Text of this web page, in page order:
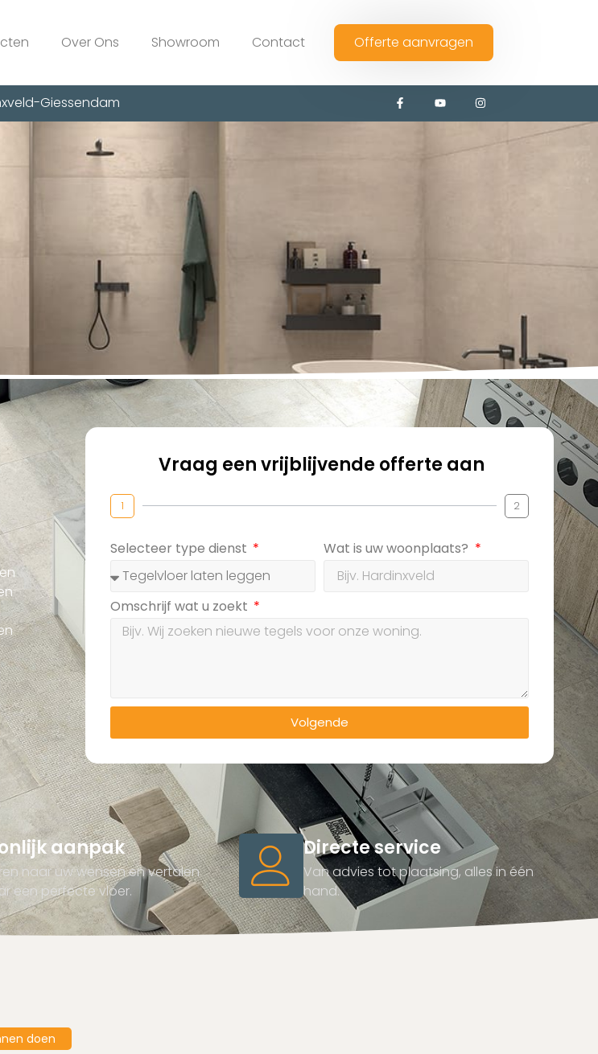
Over Ons Showroom Contact Offerte aanvragen
Giessendam
Vraag een vrijblijvende offerte aan
1 2
Selecteer type dienst Wat is uw woonplaats?
Omschrijf wat u zoekt
Volgende
aanpak
naar uw wensen en vertalen
een perfecte vloer.
Directe service
Van advies tot plaatsing, alles in één
hand.
doen